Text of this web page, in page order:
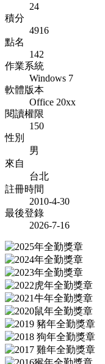
24
積分
4916
點名
142
作業系統
Windows 7
軟體版本
Office 20xx
閱讀權限
150
性別
男
來自
台北
註冊時間
2010-4-30
最後登錄
2026-7-16